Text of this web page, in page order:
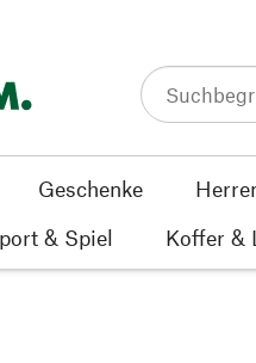
Geschenke
& Spiel
Koffer &